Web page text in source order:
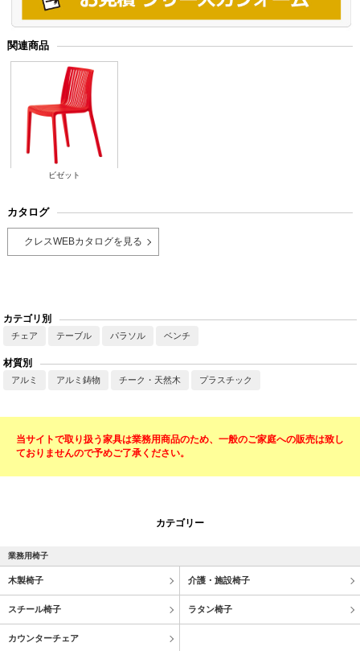
関連商品
ビゼット
カタログ
クレスWEBカタログを見る
カテゴリ別
チェア テーブル パラソル ベンチ
材質別
アルミ アルミ鋳物 チーク・天然木 プラスチック
当サイトで取り扱う家具は業務用商品のため、一般のご家庭への販売は致し
ておりませんので予めご了承ください。
カテゴリー
業務用椅子
木製椅子 介護・施設椅子
スチール椅子 ラタン椅子
カウンターチェア